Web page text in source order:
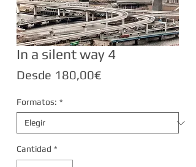
In a silent way 4
Desde 180,00€
Formatos: *
Cantidad *